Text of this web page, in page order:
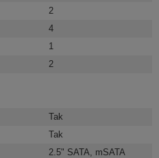
2
4
1
2
Tak
Tak
2.5" SATA
mSATA